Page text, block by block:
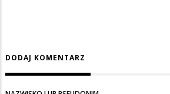
DODAJ KOMENTARZ